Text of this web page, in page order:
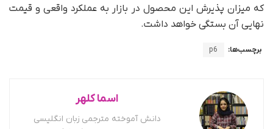
که میزان پذیرش این محصول در بازار به عملکرد واقعی و قیمت
نهایی آن بستگی خواهد داشت.
برچسب‌ها: p6
اسما کلهر
دانش آموخته مترجمی زبان انگلیسی